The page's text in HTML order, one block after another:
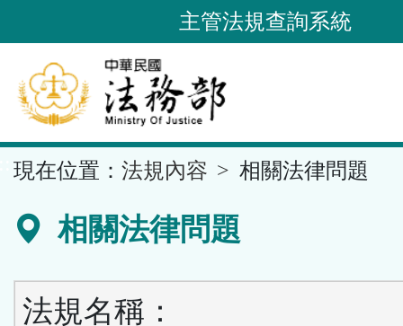
到
要
內
容
區
主管法規查詢系統
現在位置： 法規內容 相關法律問題
相關法律問題
法規名稱：